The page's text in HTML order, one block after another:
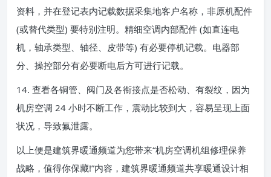
资料，并在登记表内记载数据采集地客户名称，非原机配件
(或替代类型) 要特别注明。精细空调内部配件 (如直连电
机，轴承类型、轴径、皮带等) 有必要停机记载。电器部
分、操控部分有必要断电后方可进行记载。
14. 查看各铜管、阀门及各衔接点是否松动、有裂纹，因为
机房空调 24 小时不断工作，震动比较到大，容易呈现上面
状况，导致氟泄露。
以上便是建筑界暖通频道为您带来“机房空调机组修理保养
战略，值得你保藏!”内容，建筑界暖通频道共享暖通设计相